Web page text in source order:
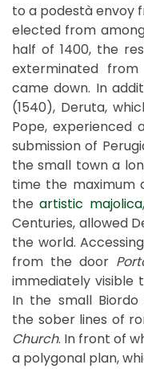
to a podestà envoy
elected from
half of 1400, the
exterminated
came down. In
(1540), Deruta,
Pope, experienced
submission of
the small town a
time the maximum
theartistic majolica
Centuries, allowed
the world.
from the door
immediately visible
In the small
the sober lines of
Church. In front of
a polygonal plan,